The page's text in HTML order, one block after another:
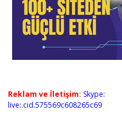
Reklam ve İletişim: Skype:
live:.cid.575569c608265c69